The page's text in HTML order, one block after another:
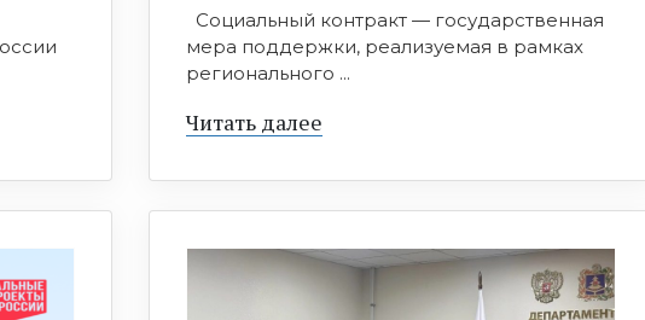
Социальный контракт — государственная
мера поддержки, реализуемая в рамках
регионального ...
Читать далее